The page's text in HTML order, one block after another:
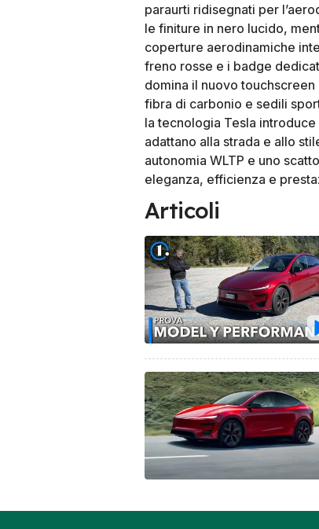
paraurti ridisegnati per
le finiture in nero lucido,
coperture aerodinamiche
freno rosse e i badge
domina il nuovo touchscreen
fibra di carbonio e sedili
la tecnologia Tesla
adattano alla strada e allo
autonomia WLTP e uno
eleganza, efficienza e
Articoli